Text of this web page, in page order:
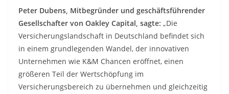
Peter Dubens, Mitbegründer und geschäftsführender
Gesellschafter von Oakley Capital, sagte: „Die
Versicherungslandschaft in Deutschland befindet sich
in einem grundlegenden Wandel, der innovativen
Unternehmen wie K&M Chancen eröffnet, einen
größeren Teil der Wertschöpfung im
Versicherungsbereich zu übernehmen und gleichzeitig